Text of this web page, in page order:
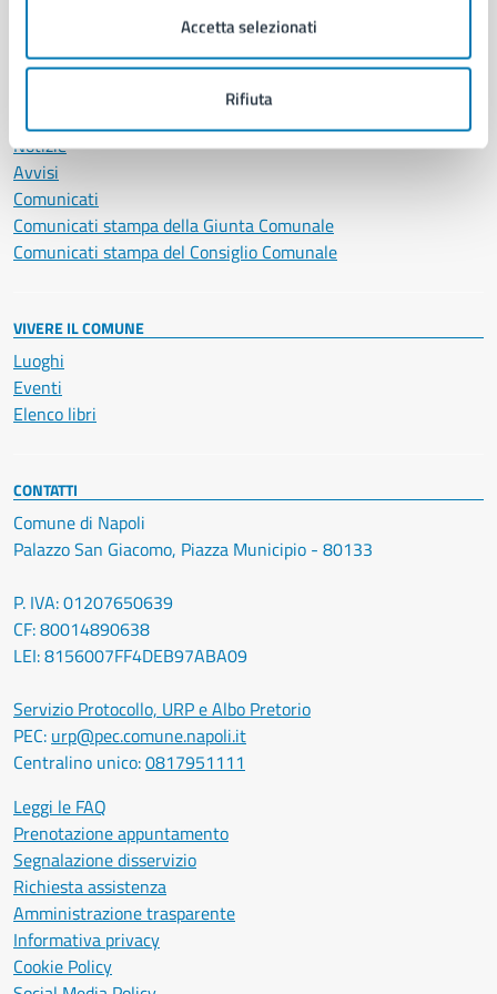
Accetta selezionati
Rifiuta
Notizie
Avvisi
Comunicati
Comunicati stampa della Giunta Comunale
Comunicati stampa del Consiglio Comunale
VIVERE IL COMUNE
Luoghi
Eventi
Elenco libri
CONTATTI
Comune di Napoli
Palazzo San Giacomo, Piazza Municipio - 80133
P. IVA: 01207650639
CF: 80014890638
LEI: 8156007FF4DEB97ABA09
Servizio Protocollo, URP e Albo Pretorio
PEC: urp@pec.comune.napoli.it
Centralino unico:0817951111
Leggi le FAQ
Prenotazione appuntamento
Segnalazione disservizio
Richiesta assistenza
Amministrazione trasparente
Informativa privacy
Cookie Policy